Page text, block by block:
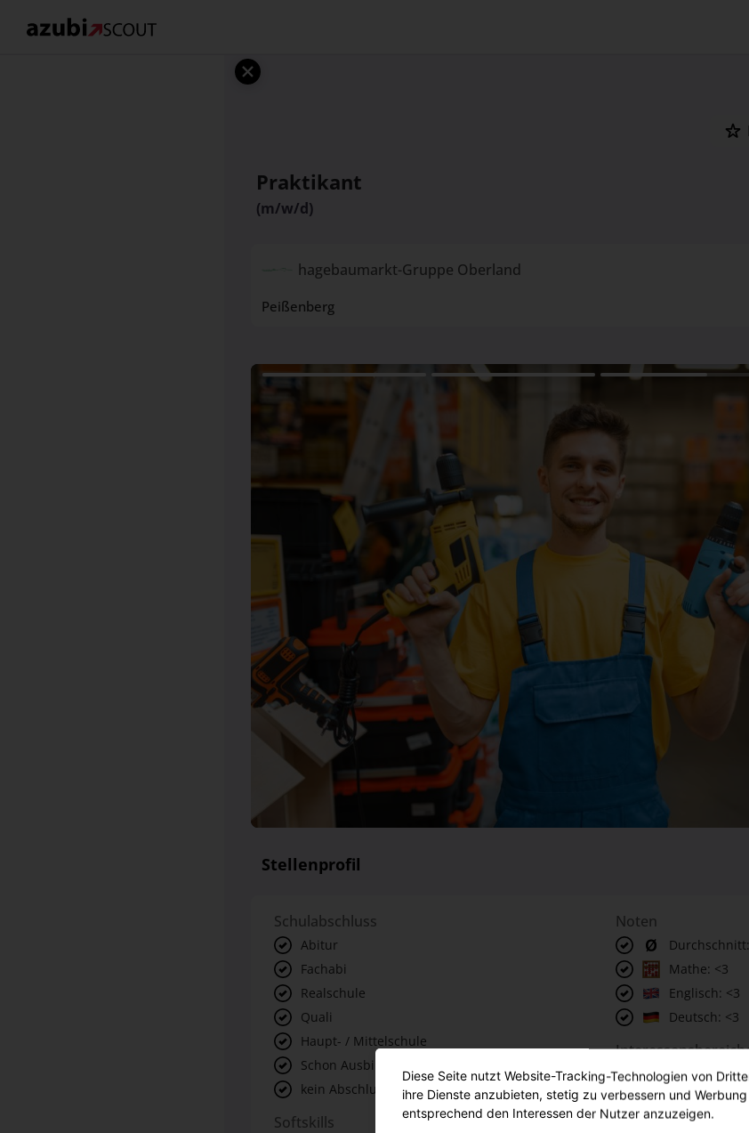
Praktikant
(m/w/d)
hagebaumarkt-Gruppe Oberland
Peißenberg
Stellenprofil
Schulabschluss
Abitur
Fachabi
Realschule
Quali
Haupt- / Mittelschule
Schon Ausbildung
kein Abschluss
Softskills
Noten
Mathe: <3
Englisch: <3
Deutsch: <3
Beratung, Service
Handel & E-
Business, Office
Diese Seite nutzt Website-Tracking-Technologien von
ihre Dienste anzubieten, stetig zu verbessern und Werbung
entsprechend den Interessen der Nutzer anzuzeigen.